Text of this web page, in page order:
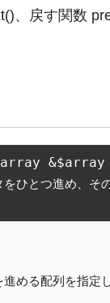
、戻す関数
ひとつ進め、そ
める配列を指定